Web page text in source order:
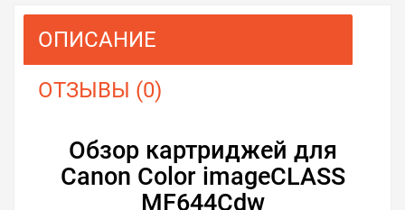
ОПИСАНИЕ
ОТЗЫВЫ (0)
Обзор картриджей для
Canon Color imageCLASS
MF644Cdw